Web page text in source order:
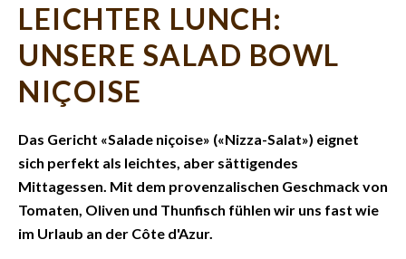
LEICHTER LUNCH:
UNSERE SALAD BOWL
NIÇOISE
Das Gericht «Salade niçoise» («Nizza-Salat») eignet
sich perfekt als leichtes, aber sättigendes
Mittagessen. Mit dem provenzalischen Geschmack von
Tomaten, Oliven und Thunfisch fühlen wir uns fast wie
im Urlaub an der Côte d'Azur.